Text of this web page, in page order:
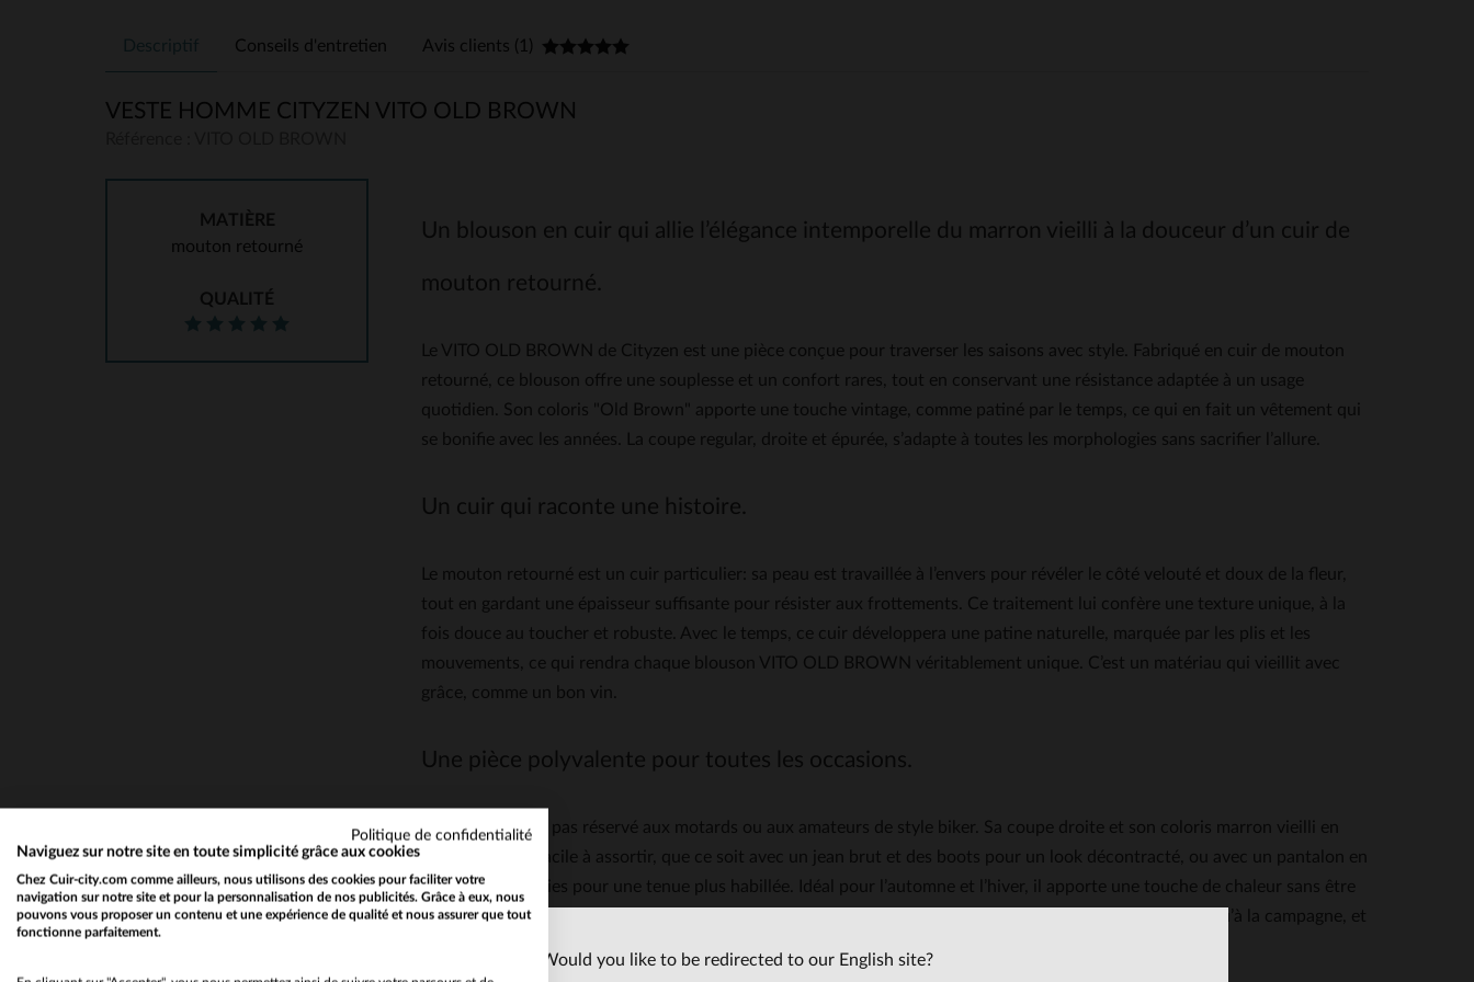
Descriptif Conseils d'entretien Avis clients (1)
VESTE HOMME CITYZEN VITO OLD BROWN
MATIÈRE
mouton retourné
QUALITÉ
Un blouson en cuir qui allie l’élégance intemporelle du marron vieilli à la douceur d’un cuir de
mouton retourné.
Le VITO OLD BROWN de Cityzen est une pièce conçue pour traverser les saisons avec style. Fabriqué en cuir de mouton
retourné, ce blouson offre une souplesse et un confort rares, tout en conservant une résistance adaptée à un usage
quotidien. Son coloris "Old Brown" apporte une touche vintage, comme patiné par le temps, ce qui en fait un vêtement qui
se bonifie avec les années. La coupe regular, droite et épurée, s’adapte à toutes les morphologies sans sacrifier l’allure.
Un cuir qui raconte une histoire.
Le mouton retourné est un cuir particulier: sa peau est travaillée à l’envers pour révéler le côté velouté et doux de la fleur,
tout en gardant une épaisseur suffisante pour résister aux frottements. Ce traitement lui confère une texture unique, à la
fois douce au toucher et robuste. Avec le temps, ce cuir développera une patine naturelle, marquée par les plis et les
mouvements, ce qui rendra chaque blouson VITO OLD BROWN véritablement unique. C’est un matériau qui vieillit avec
grâce, comme un bon vin.
Une pièce polyvalente pour toutes les occasions.
Ce blouson n’est pas réservé aux motards ou aux amateurs de style biker. Sa coupe droite et son coloris marron vieilli en
font une pièce facile à assortir, que ce soit avec un jean brut et des boots pour un look décontracté, ou avec un pantalon en
laine et des derbies pour une tenue plus habillée. Idéal pour l’automne et l’hiver, il apporte une touche de chaleur sans être
trop lourd, grâce à la légèreté naturelle du cuir de mouton. Un vêtement qui se porte aussi bien en ville qu’à la campagne, et
Would you like to be redirected to our English site?
Politique de confidentialité
Naviguez sur notre site en toute simplicité grâce aux cookies
Chez Cuir-city.com comme ailleurs, nous utilisons des cookies pour faciliter votre
navigation sur notre site et pour la personnalisation de nos publicités. Grâce à eux, nous
pouvons vous proposer un contenu et une expérience de qualité et nous assurer que tout
fonctionne parfaitement.